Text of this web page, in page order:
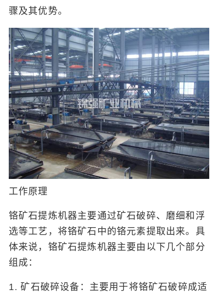
骤及其优势。
工作原理
铬矿石提炼机器主要通过矿石破碎、磨细和浮
选等工艺，将铬矿石中的铬元素提取出来。具
体来说，铬矿石提炼机器主要由以下几个部分
组成：
1. 矿石破碎设备：主要用于将铬矿石破碎成适